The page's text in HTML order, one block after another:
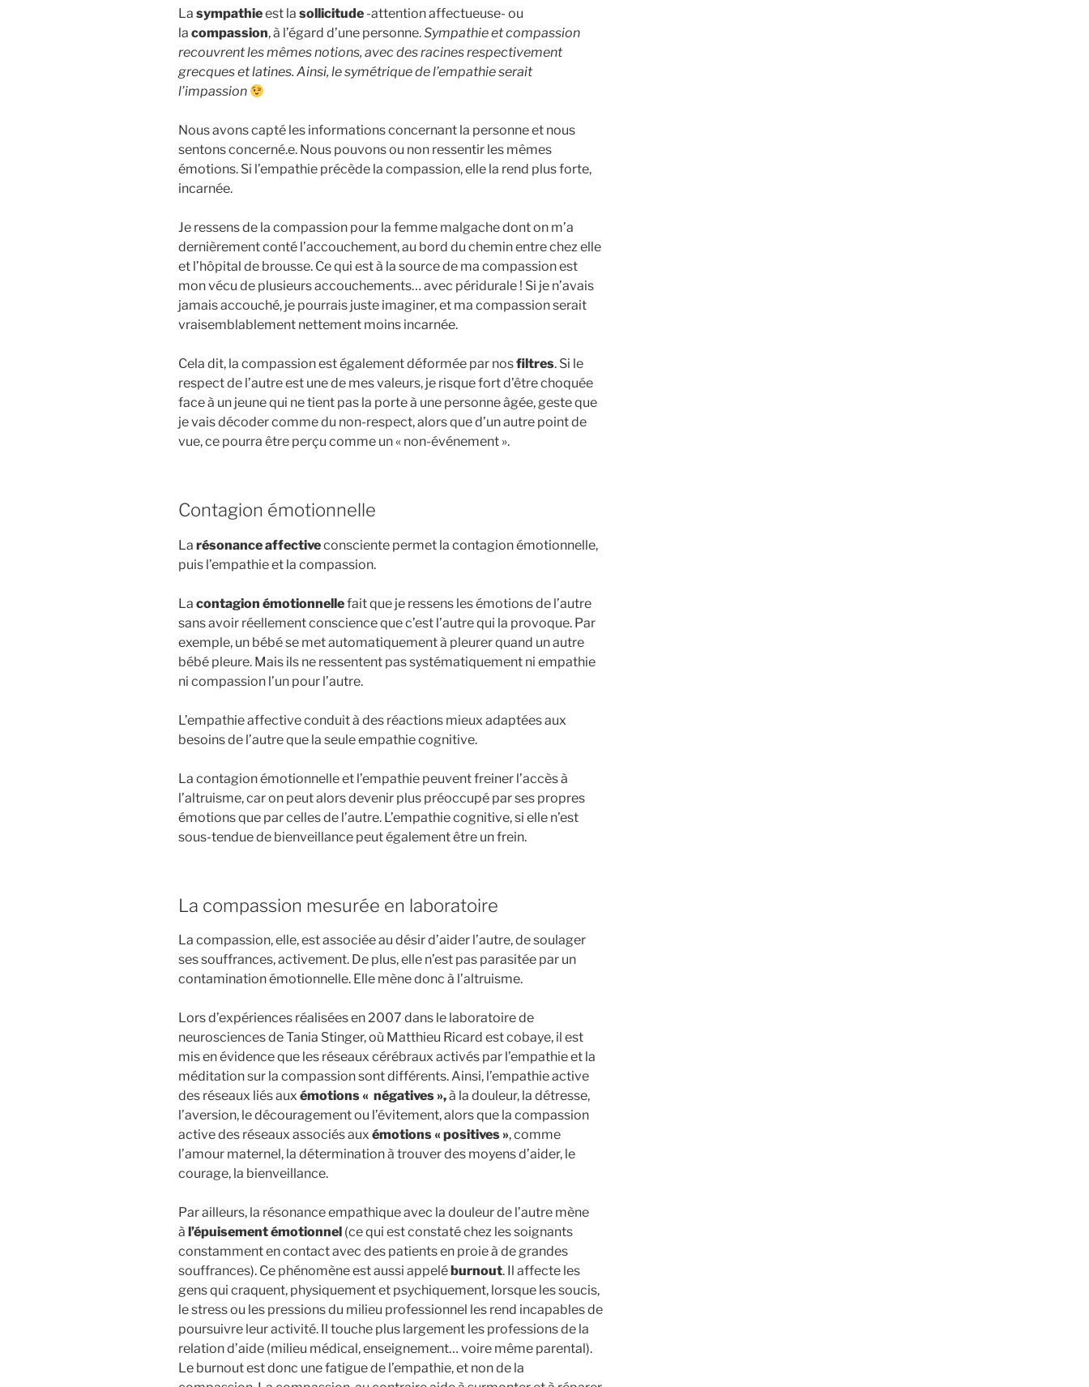
La sympathieest la sollicitude -attention affectueuse- ou
la compassion, à l’égard d’une personne.Sympathie et compassion
recouvrent les mêmes notions, avec des racines respectivement
grecques et latines. Ainsi, le symétrique de l’empathie serait
l’impassion
Nous avons capté les informations concernant la personne et nous
sentons concerné.e. Nous pouvons ou non ressentir les mêmes
émotions. Si l’empathie précède la compassion, elle la rend plus forte,
incarnée.
Je ressens de la compassion pour la femme malgache dont on m’a
dernièrement conté l’accouchement, au bord du chemin entre chez elle
et l’hôpital de brousse. Ce qui est à la source de ma compassion est
mon vécu de plusieurs accouchements… avec péridurale ! Si je n’avais
jamais accouché, je pourrais juste imaginer, et ma compassion serait
vraisemblablement nettement moins incarnée.
Cela dit, la compassion est également déformée par nosfiltres. Si le
respect de l’autre est une de mes valeurs, je risque fort d’être choquée
face à un jeune qui ne tient pas la porte à une personne âgée, geste que
je vais décoder comme du non-respect, alors que d’un autre point de
vue, ce pourra être perçu comme un « non-événement ».
Contagion émotionnelle
La résonance affectiveconsciente permet la contagion émotionnelle,
puis l’empathie et la compassion.
La contagion émotionnellefait que je ressens les émotions de l’autre
sans avoir réellement conscience que c’est l’autre qui la provoque. Par
exemple, un bébé se met automatiquement à pleurer quand un autre
bébé pleure. Mais ils ne ressentent pas systématiquement ni empathie
ni compassion l’un pour l’autre.
L’empathie affective conduit à des réactions mieux adaptées aux
besoins de l’autre que la seule empathie cognitive.
La contagion émotionnelle et l’empathie peuvent freiner l’accès à
l’altruisme, car on peut alors devenir plus préoccupé par ses propres
émotions que par celles de l’autre. L’empathie cognitive, si elle n’est
sous-tendue de bienveillance peut également être un frein.
La compassion mesurée en laboratoire
La compassion, elle, est associée au désir d’aider l’autre, de soulager
ses souffrances, activement. De plus, elle n’est pas parasitée par un
contamination émotionnelle. Elle mène donc à l’altruisme.
Lors d’expériences réalisées en 2007 dans le laboratoire de
neurosciences de Tania Stinger, où Matthieu Ricard est cobaye, il est
mis en évidence que les réseaux cérébraux activés par l’empathie et la
méditation sur la compassion sont différents. Ainsi, l’empathie active
des réseaux liés aux émotions « négatives »,à la douleur, la détresse,
l’aversion, le découragement ou l’évitement, alors que la compassion
active des réseaux associés aux émotions « positives », comme
l’amour maternel, la détermination à trouver des moyens d’aider, le
courage, la bienveillance.
Par ailleurs, la résonance empathique avec la douleur de l’autre mène
à l’épuisement émotionnel (ce qui est constaté chez les soignants
constamment en contact avec des patients en proie à de grandes
souffrances). Ce phénomène est aussi appelé burnout. Il affecte les
gens qui craquent, physiquement et psychiquement, lorsque les soucis,
le stress ou les pressions du milieu professionnel les rend incapables de
poursuivre leur activité. Il touche plus largement les professions de la
relation d’aide (milieu médical, enseignement… voire même parental).
Le burnout est donc une fatigue de l’empathie, et non de la